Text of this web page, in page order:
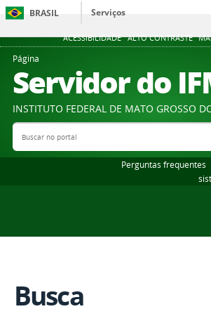
ACESSIBILIDADE ALTO CONTRASTE
BRASIL
Serviços
Página
Servidor do
INSTITUTO FEDERAL DE MATO GROSSO
Buscar no portal
Perguntas frequentes
Busca